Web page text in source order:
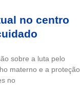
no centro
sobre a luta pelo
materno e a proteção
no